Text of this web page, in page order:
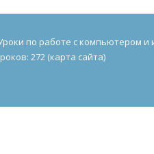
по работе с компьютером и
272 (карта сайта)